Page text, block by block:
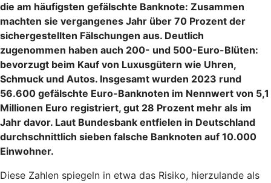
die am häufigsten gefälschte Banknote: Zusammen
machten sie vergangenes Jahr über 70 Prozent der
sichergestellten Fälschungen aus. Deutlich
zugenommen haben auch 200- und 500-Euro-Blüten:
bevorzugt beim Kauf von Luxusgütern wie Uhren,
Schmuck und Autos. Insgesamt wurden 2023 rund
56.600 gefälschte Euro-Banknoten im Nennwert von 5,1
Millionen Euro registriert, gut 28 Prozent mehr als im
Jahr davor. Laut Bundesbank entfielen in Deutschland
durchschnittlich sieben falsche Banknoten auf 10.000
Einwohner.
Diese Zahlen spiegeln in etwa das Risiko, hierzulande als